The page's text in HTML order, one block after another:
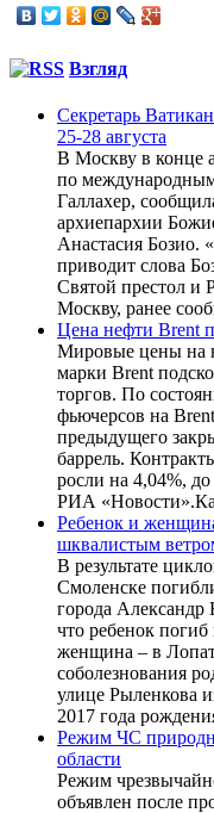
Взгляд
Секретарь
25-28 августа
В Москву в конце
по
Галлахер,
архиепархии
Анастасия Бозио.
приводит слова
Святой престол и
Москву, ранее
Цена нефти Brent
Мировые цены на
марки Brent
торгов. По
фьючерсов на
предыдущего
баррель.
росли на 4,04%, до
РИА
Ребенок и
шквалистым
В результате
Смоленске
города
что ребенок
женщина – в
соболезнования
улице Рыленкова
2017 года
Режим ЧС
области
Режим
объявлен после